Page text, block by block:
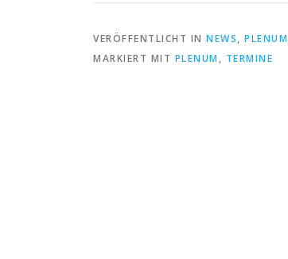
VERÖFFENTLICHT IN NEWS, PLENUM
MARKIERT MIT PLENUM, TERMINE